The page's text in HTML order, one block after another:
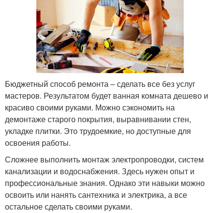
Бюджетный способ ремонта – сделать все без услуг
мастеров. Результатом будет ванная комната дешево и
красиво своими руками. Можно сэкономить на
демонтаже старого покрытия, выравнивании стен,
укладке плитки. Это трудоемкие, но доступные для
освоения работы.
Сложнее выполнить монтаж электропроводки, систем
канализации и водоснабжения. Здесь нужен опыт и
профессиональные знания. Однако эти навыки можно
освоить или нанять сантехника и электрика, а все
остальное сделать своими руками.